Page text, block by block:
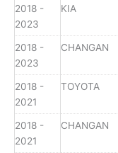
2018 -
2023
KIA
2018 -
2023
CHANGAN
2018 -
2021
TOYOTA
2018 -
2021
CHANGAN